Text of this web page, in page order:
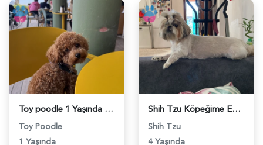
Toy poodle 1 Yaşında Erkek Kızgınlıkta - 118982729
Toy Poodle
1 Yaşında
Shih Tzu Köpeğime Eş Arıyorum - 118982403
Shih Tzu
4 Yaşında